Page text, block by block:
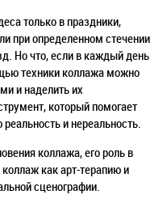
только в праздники,
при определенном стечении
Но что, если в каждый день
техники коллажа можно
и наделить их
который помогает
и нереальность.
коллажа, его роль в
как арт-терапию и
сценографии.